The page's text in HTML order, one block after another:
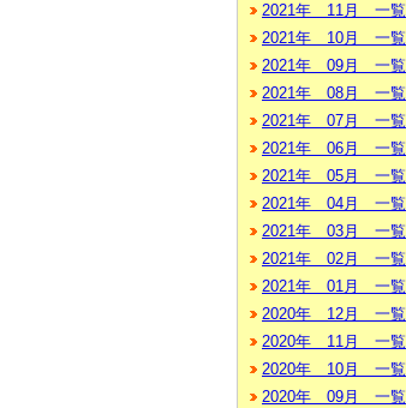
2021年 11月 一覧
2021年 10月 一覧
2021年 09月 一覧
2021年 08月 一覧
2021年 07月 一覧
2021年 06月 一覧
2021年 05月 一覧
2021年 04月 一覧
2021年 03月 一覧
2021年 02月 一覧
2021年 01月 一覧
2020年 12月 一覧
2020年 11月 一覧
2020年 10月 一覧
2020年 09月 一覧